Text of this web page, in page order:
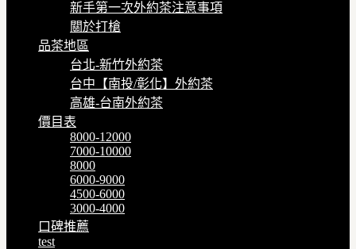
新手第一次外約茶注意事項
關於打槍
品茶地區
台北-新竹外約茶
台中【南投/彰化】外約茶
高雄-台南外約茶
價目表
8000-12000
7000-10000
8000
6000-9000
4500-6000
3000-4000
口碑推薦
test